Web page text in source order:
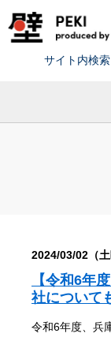
サイト内検索
2024/03/02（土
【令和6年
社について
令和6年度、兵